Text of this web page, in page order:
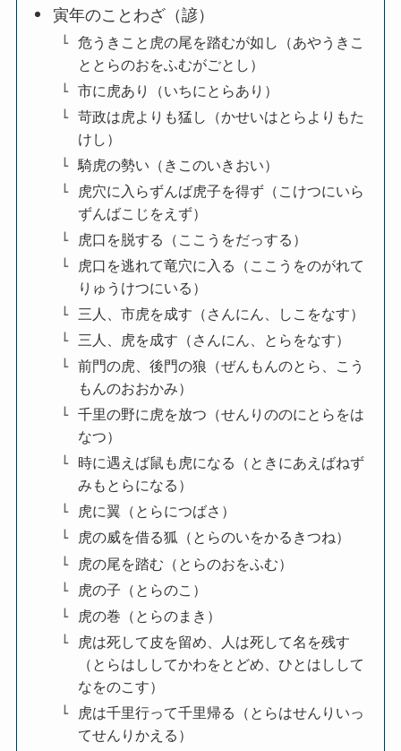
寅年のことわざ（諺）
危うきこと虎の尾を踏むが如し（あやうきこ
ととらのおをふむがごとし）
市に虎あり（いちにとらあり）
苛政は虎よりも猛し（かせいはとらよりもた
けし）
騎虎の勢い（きこのいきおい）
虎穴に入らずんば虎子を得ず（こけつにいら
ずんばこじをえず）
虎口を脱する（ここうをだっする）
虎口を逃れて竜穴に入る（ここうをのがれて
りゅうけつにいる）
三人、市虎を成す（さんにん、しこをなす）
三人、虎を成す（さんにん、とらをなす）
前門の虎、後門の狼（ぜんもんのとら、こう
もんのおおかみ）
千里の野に虎を放つ（せんりののにとらをは
なつ）
時に遇えば鼠も虎になる（ときにあえばねず
みもとらになる）
虎に翼（とらにつばさ）
虎の威を借る狐（とらのいをかるきつね）
虎の尾を踏む（とらのおをふむ）
虎の子（とらのこ）
虎の巻（とらのまき）
虎は死して皮を留め、人は死して名を残す
（とらはししてかわをとどめ、ひとはしして
なをのこす）
虎は千里行って千里帰る（とらはせんりいっ
てせんりかえる）